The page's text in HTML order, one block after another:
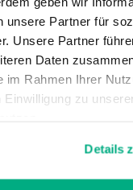
unsere Partner für
Unsere Partner
Daten
im Rahmen Ihrer
zu
Details